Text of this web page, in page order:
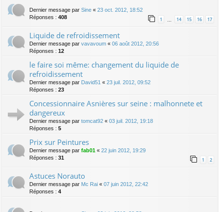
Dernier message par Sine « 23 oct. 2012, 18:52
Réponses : 408 1 14 15 16 17
Liquide de refroidissement
Dernier message par vavavoum « 06 août 2012, 20:56
Réponses : 12
le faire soi même: changement du liquide de
refroidissement
Dernier message par David51 « 23 juil. 2012, 09:52
Réponses : 23
Concessionnaire Asnières sur seine : malhonnete et
dangereux
Dernier message par tomcat92 « 03 juil. 2012, 19:18
Réponses : 5
Prix sur Peintures
Dernier message par fab01 « 22 juin 2012, 19:29
Réponses : 31 1 2
Astuces Norauto
Dernier message par Mc Rai « 07 juin 2012, 22:42
Réponses : 4